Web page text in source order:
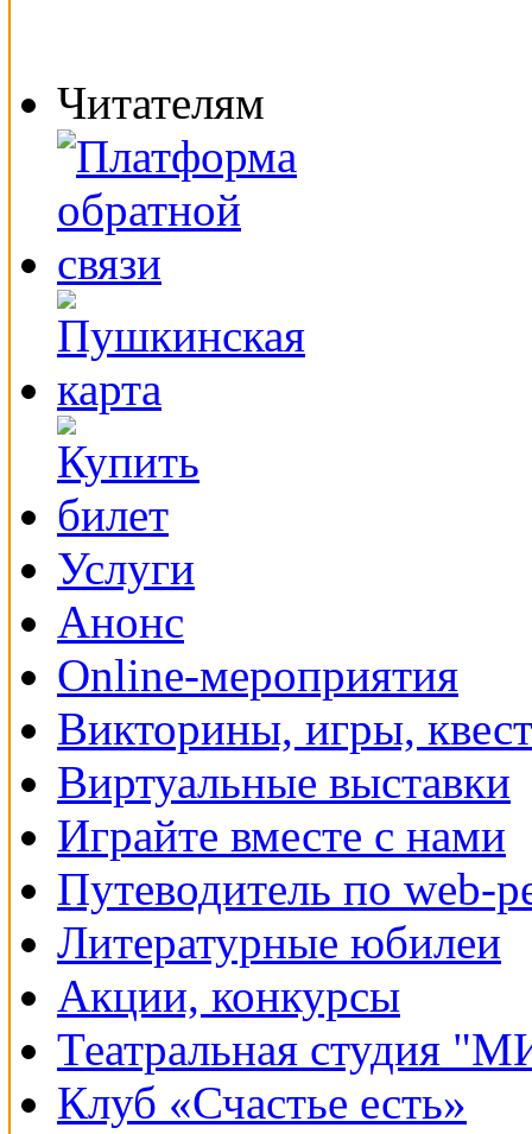
Читателям
Услуги
Анонс
Online-мероприятия
Викторины, игры,
Виртуальные выставки
Играйте вместе с нами
Путеводитель по web-
Литературные юбилеи
Акции, конкурсы
Театральная студия
Клуб «Счастье есть»